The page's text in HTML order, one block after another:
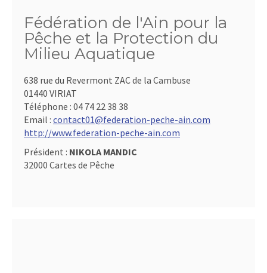
Fédération de l'Ain pour la
Pêche et la Protection du
Milieu Aquatique
638 rue du Revermont ZAC de la Cambuse
01440 VIRIAT
Téléphone : 04 74 22 38 38
Email : contact01@federation-peche-ain.com
http://www.federation-peche-ain.com
Président : NIKOLA MANDIC
32000 Cartes de Pêche